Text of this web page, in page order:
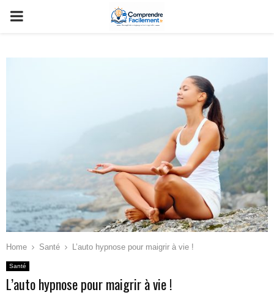
PRIMARY
Home Santé L’auto hypnose pour maigrir à vie !
Santé
L’auto hypnose pour maigrir à vie !